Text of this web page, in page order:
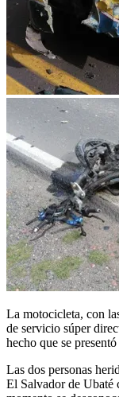
La motocicleta, con
de servicio súper
hecho que se presentó
Las dos personas
El Salvador de Ubaté